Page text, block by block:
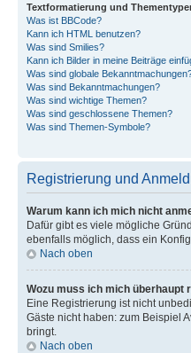
Textformatierung und
Was ist BBCode?
Kann ich HTML benutzen?
Was sind Smilies?
Kann ich Bilder in meine Beiträge
Was sind globale
Was sind Bekanntmachungen?
Was sind wichtige Themen?
Was sind geschlossene Themen?
Was sind Themen-Symbole?
Registrierung und
Warum kann ich mich nicht
Dafür gibt es viele mögliche
ebenfalls möglich, dass ein
Nach oben
Wozu muss ich mich überhaupt
Eine Registrierung ist nicht
Gäste nicht haben: zum Beispiel
bringt.
Nach oben